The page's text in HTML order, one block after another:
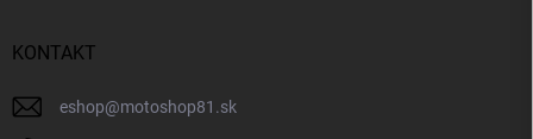
KONTAKT
eshop@motoshop81.sk